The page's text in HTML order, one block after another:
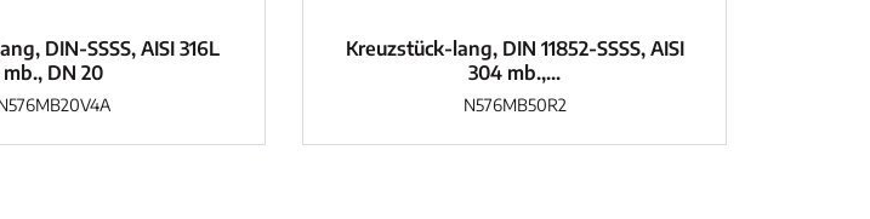
DIN-SSSS, AISI 316L
mb., DN 20
Kreuzstück-lang, DIN 11852-SSSS, AISI
304 mb.,...
N576MB50R2